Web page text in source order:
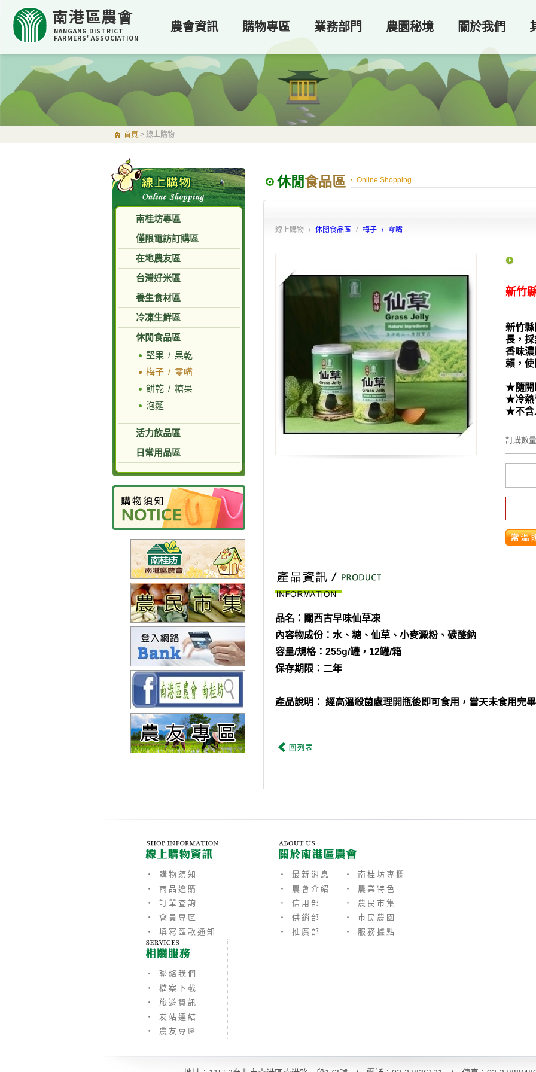
南港區農會
NANGANG DISTRICT
FARMERS' ASSOCIATION
農會資訊 購物專區 業務部門 農園秘境 關於我們
首頁 > 線上購物
南桂坊專區
僅限電訪訂購區
在地農友區
台灣好米區
養生食材區
冷凍生鮮區
休閒食品區
堅果 / 果乾
梅子 / 零嘴
餅乾 / 糖果
泡麵
活力飲品區
日常用品區
休閒食品區 Online Shopping
線上購物 / 休閒食品區 / 梅子 / 零嘴
新竹
新竹
長，
香味
賴，
★隨開
★冷熱
★不含
訂購數
​品名：關西古早味仙草凍
內容物成份：水、糖、仙草、小麥澱粉、碳酸鈉
容量/規格：255g/罐，12罐/箱
保存期限：二年
產品說明： 經高溫殺菌處理開瓶後即可食用，當天未食用完
‧ 購物須知
‧ 商品選購
‧ 訂單查詢
‧ 會員專區
‧ 填寫匯款通知
‧ 最新消息
‧ 南桂坊專欄
‧ 農會介紹
‧ 農業特色
‧ 信用部
‧ 農民市集
‧ 供銷部
‧ 市民農園
‧ 推廣部
‧ 服務據點
‧ 聯絡我們
‧ 檔案下載
‧ 旅遊資訊
‧ 友站連結
‧ 農友專區